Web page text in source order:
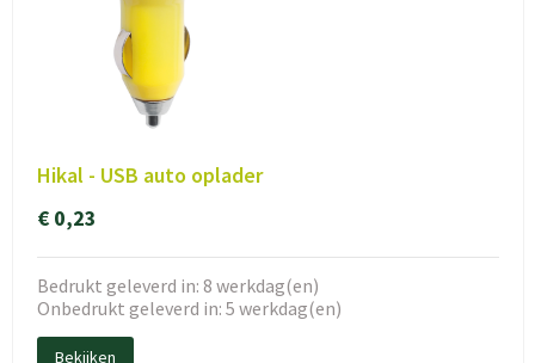
Hikal - USB auto oplader
€ 0,23
Bedrukt geleverd in: 8 werkdag(en)
Onbedrukt geleverd in: 5 werkdag(en)
Bekijken